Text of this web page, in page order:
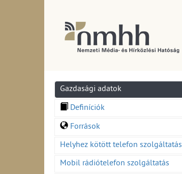
Gazdasági adatok
Definíciók
Források
Helyhez kötött telefon szolgáltatás
Mobil rádiótelefon szolgáltatás